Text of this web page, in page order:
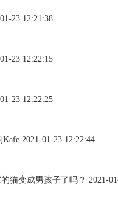
23 12:21:38
23 12:22:15
23 12:22:25
2021-01-23 12:22:44
猫变成男孩子了吗？ 2021-